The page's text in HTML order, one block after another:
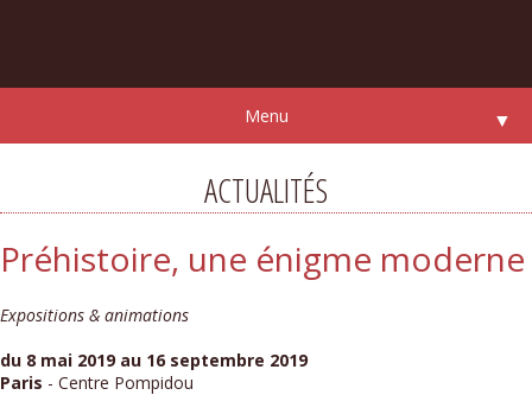
Menu ▼
ACTUALITÉS
Préhistoire, une énigme moderne
Expositions & animations
du 8 mai 2019 au 16 septembre 2019
Paris - Centre Pompidou